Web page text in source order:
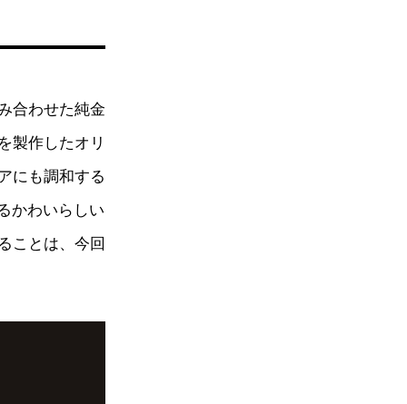
合わせた純金
製作したオリ
にも調和する
かわいらしい
ことは、今回